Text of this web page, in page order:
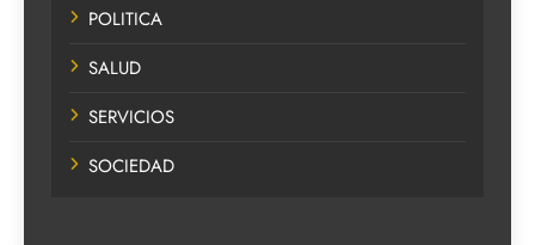
POLITICA
SALUD
SERVICIOS
SOCIEDAD